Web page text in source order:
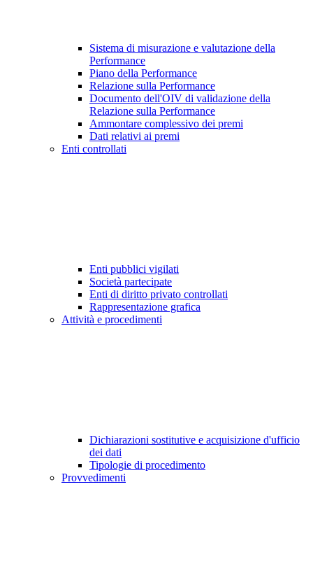
Sistema di misurazione e valutazione della
Performance
Piano della Performance
Relazione sulla Performance
Documento dell'OIV di validazione della
Relazione sulla Performance
Ammontare complessivo dei premi
Dati relativi ai premi
Enti controllati
Enti pubblici vigilati
Società partecipate
Enti di diritto privato controllati
Rappresentazione grafica
Attività e procedimenti
Dichiarazioni sostitutive e acquisizione d'ufficio
dei dati
Tipologie di procedimento
Provvedimenti